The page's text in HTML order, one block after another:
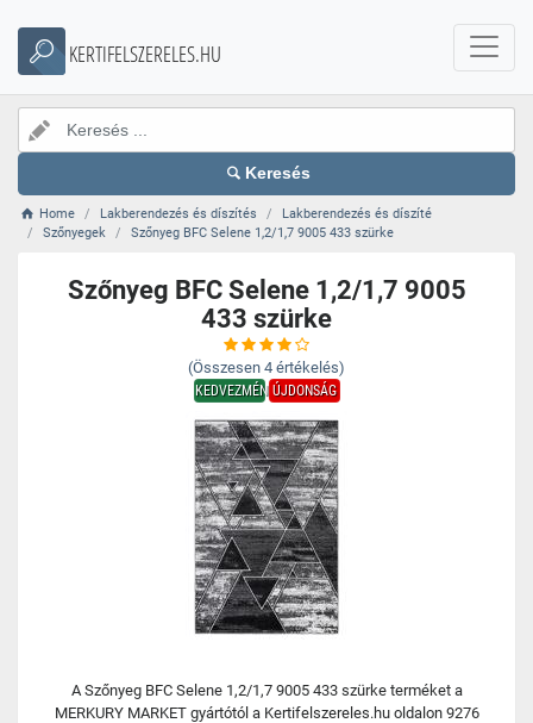
KERTIFELSZERELES.HU
Keresés
Home Lakberendezés és díszítés
Lakberendezés és díszíté
Szőnyegek
Szőnyeg BFC Selene 1,2/1,7 9005 433 szürke
Szőnyeg BFC Selene 1,2/1,7 9005
433 szürke
(Összesen 4 értékelés)
KEDVEZMÉNYÚJDONSÁG
A Szőnyeg BFC Selene 1,2/1,7 9005 433 szürke terméket a
MERKURY MARKET gyártótól a Kertifelszereles.hu oldalon 9276